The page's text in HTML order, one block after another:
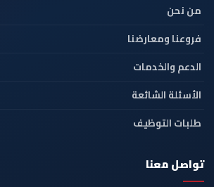
من نحن
فروعنا ومعارضنا
الدعم والخدمات
الأسئلة الشائعة
طلبات التوظيف
تواصل معنا